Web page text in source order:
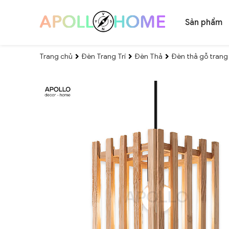
Sản phẩm
Trang chủ Đèn Trang Trí Đèn Thả Đèn thả gỗ